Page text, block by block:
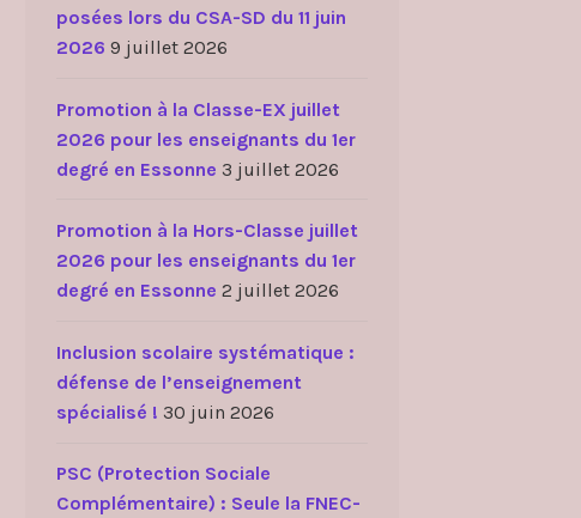
posées lors du CSA-SD du 11 juin
2026 9 juillet 2026
Promotion à la Classe-EX juillet
2026 pour les enseignants du 1er
degré en Essonne 3 juillet 2026
Promotion à la Hors-Classe juillet
2026 pour les enseignants du 1er
degré en Essonne 2 juillet 2026
Inclusion scolaire systématique :
défense de l’enseignement
spécialisé ! 30 juin 2026
PSC (Protection Sociale
Complémentaire) : Seule la FNEC-